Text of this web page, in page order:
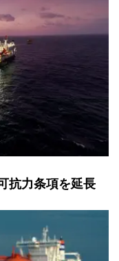
抗力条項を延長